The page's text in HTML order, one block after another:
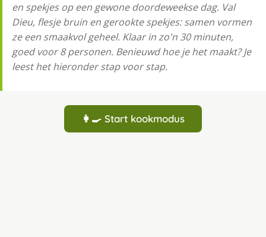
en spekjes op een gewone doordeweekse dag. Val
Dieu, flesje bruin en gerookte spekjes: samen vormen
ze een smaakvol geheel. Klaar in zo'n 30 minuten,
goed voor 8 personen. Benieuwd hoe je het maakt? Je
leest het hieronder stap voor stap.
👩‍🍳 Start kookmodus